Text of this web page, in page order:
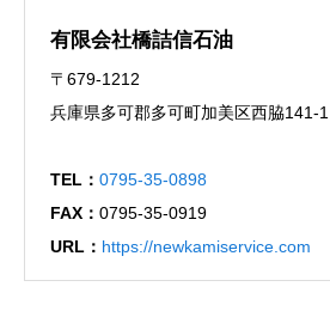
有限会社橋詰信石油
〒679-1212
兵庫県多可郡多可町加美区西脇141-1
TEL： 0795-35-0898
FAX： 0795-35-0919
URL： https://newkamiservice.com